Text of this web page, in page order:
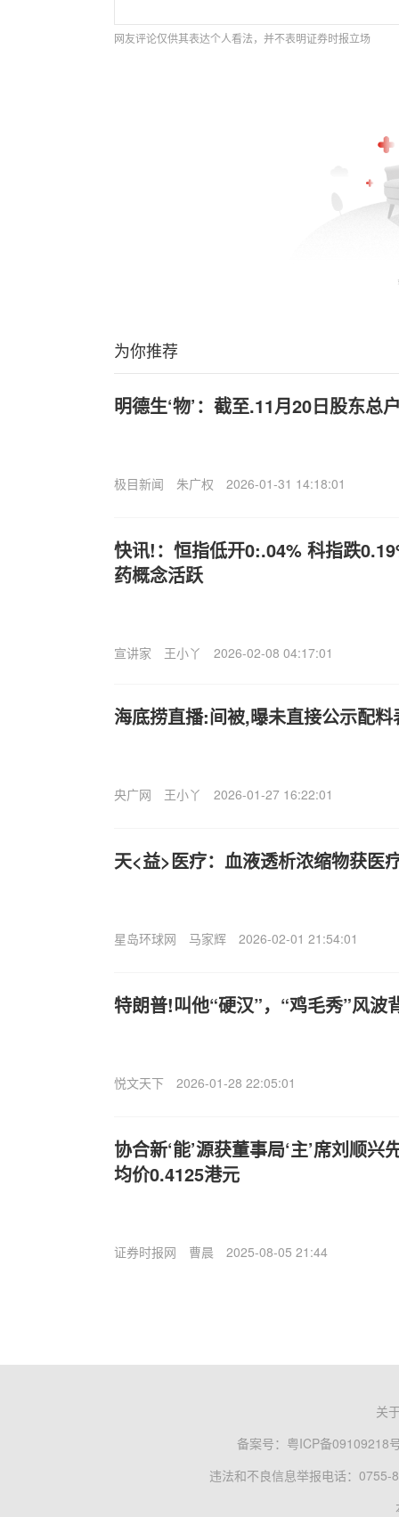
网友评论仅供其表达个人看法，并不表明证券时报立场
为你推荐
明德生‘物’：截至.11月20日股东总
极目新闻 朱广权 2026-01-31 14:18:01
快讯!：恒指低开0:.04% 科指跌
药概念活跃
宣讲家 王小丫 2026-02-08 04:17:01
海底捞直播:间被,曝未直接公示配
央广网 王小丫 2026-01-27 16:22:01
天<益>医疗：血液透析浓缩物获医
星岛环球网 马家辉 2026-02-01 21:54:01
特朗普!叫他“硬汉”，“鸡毛秀”风波
悦文天下 2026-01-28 22:05:01
协合新‘能’源获董事局‘主’席刘顺
均价0.4125港元
证券时报网 曹晨 2025-08-05 21:44
关
备案号： 粤ICP备09109218
违法和不良信息举报电话：0755-